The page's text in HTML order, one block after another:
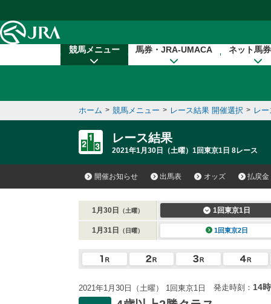
競馬メニュー 馬券・JRA-UMACA ネット馬
ホーム > 競馬メニュー > レース結果 開催選択 > レ
レース結果
2021年1月30日（土曜）1回東京1日 8レース
開催お知らせ 出馬表 オッズ 払戻金
1月30日 （土曜） 1回東京1日
1月31日 （日曜） 1回東京2日
2021年1月30日（土曜） 1回東京1日 発走時刻： 14